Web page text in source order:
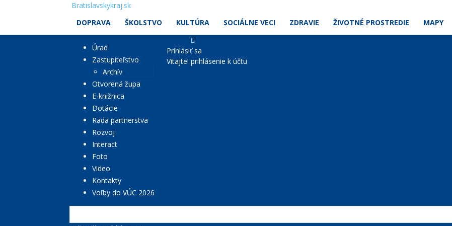
Bratislavskykraj.sk
DOPRAVA
ŠKOLSTVO KULTÚRA SOCIÁLNE VECI ZDRAVIE ŽIVOTNÉ PROSTREDIE MAPY
Úrad
Zastupiteľstvo
Archív
Otvorená župa
E-knižnica
Dotácie
Rada partnerstva
Rozvoj
Interact
Foto
Video
Kontakty
Voľby do VÚC 2026
Prihlásiť sa
Vitajte! prihlásenie k účtu